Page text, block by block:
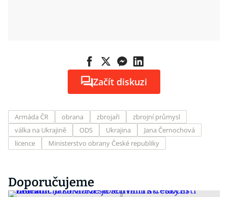
Začít diskuzi
Armáda ČR obrana zbrojaři
zbrojní průmysl
válka na Ukrajině
ODS Ukrajina
Jana Černochová
licence
Ministerstvo obrany České republiky
Doporučujeme